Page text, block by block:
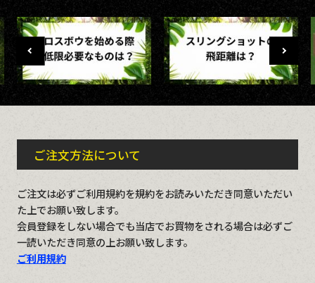
ご注文方法について
ご注文は必ずご利用規約を規約をお読みいただき同意いただい
た上でお願い致します。
会員登録をしない場合でも当店でお買物をされる場合は必ずご
一読いただき同意の上お願い致します。
ご利用規約